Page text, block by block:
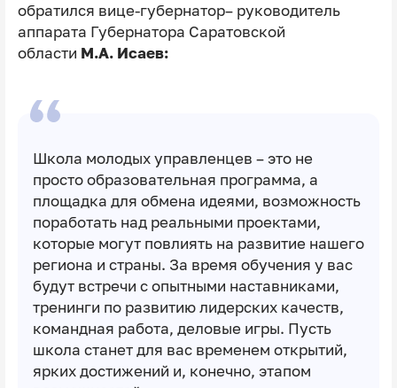
обратился вице-губернатор– руководитель
аппарата Губернатора Саратовской
области М.А. Исаев:
Школа молодых управленцев – это не
просто образовательная программа, а
площадка для обмена идеями, возможность
поработать над реальными проектами,
которые могут повлиять на развитие нашего
региона и страны. За время обучения у вас
будут встречи с опытными наставниками,
тренинги по развитию лидерских качеств,
командная работа, деловые игры. Пусть
школа станет для вас временем открытий,
ярких достижений и, конечно, этапом